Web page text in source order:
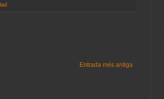
Entrada més antiga